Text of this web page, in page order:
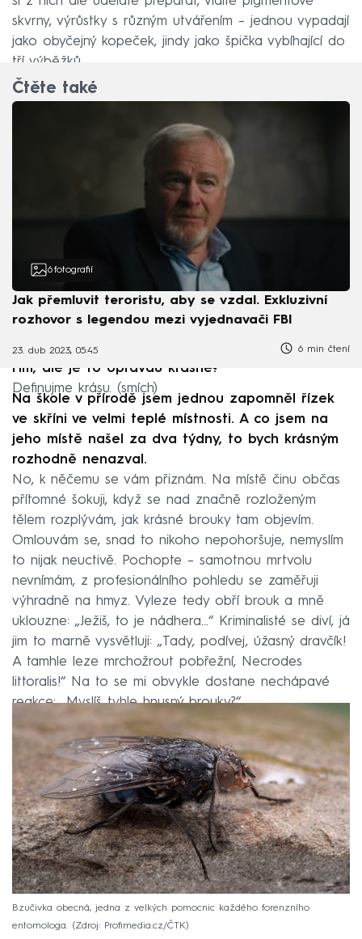
skvrny, výrůstky s různým utvářením – jednou vypadají
jako obyčejný kopeček, jindy jako špička vybíhající do
tří výběžků.
Čtěte také
6 fotografií
Jak přemluvit teroristu, aby se vzdal. Exkluzivní
rozhovor s legendou mezi vyjednavači FBI
23. dub 2023, 05:45 6 min čtení
Hm, ale je to opravdu krásné?
Definujme krásu. (smích)
Na škole v přírodě jsem jednou zapomněl řízek
ve skříni ve velmi teplé místnosti. A co jsem na
jeho místě našel za dva týdny, to bych krásným
rozhodně nenazval.
No, k něčemu se vám přiznám. Na místě činu občas
přítomné šokuji, když se nad značně rozloženým
tělem rozplývám, jak krásné brouky tam objevím.
Omlouvám se, snad to nikoho nepohoršuje, nemyslím
to nijak neuctivě. Pochopte – samotnou mrtvolu
nevnímám, z profesionálního pohledu se zaměřuji
výhradně na hmyz. Vyleze tedy obří brouk a mně
uklouzne: „Ježiš, to je nádhera…“ Kriminalisté se diví, já
jim to marně vysvětluji: „Tady, podívej, úžasný dravčík!
A tamhle leze mrchožrout pobřežní, Necrodes
littoralis!“ Na to se mi obvykle dostane nechápavé
reakce: „Myslíš tyhle hnusný brouky?“
Bzučivka obecná, jedna z velkých pomocnic každého forenzního
entomologa.
Zdroj: Profimedia.cz/ČTK